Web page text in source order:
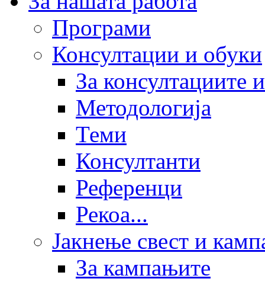
Програми
Консултации и обуки
За консултациите
Методологија
Теми
Консултанти
Референци
Рекоа...
Јакнење свест и
За кампањите